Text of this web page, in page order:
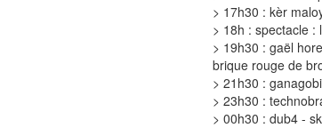
> 17h30 : kèr
> 18h : spectacle
> 19h30 : gaël
brique rouge de
> 21h30 :
> 23h30 :
> 00h30 : dub4 -